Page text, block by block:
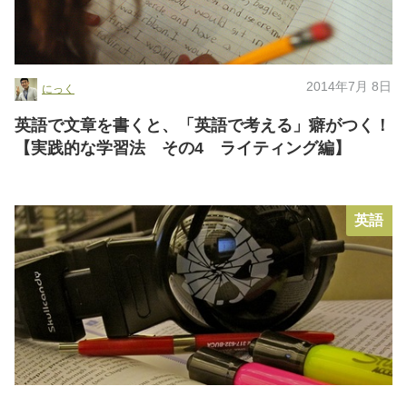
にっく 2014年7月 8日
英語で文章を書くと、「英語で考える」癖がつく！
【実践的な学習法 その4 ライティング編】
英語